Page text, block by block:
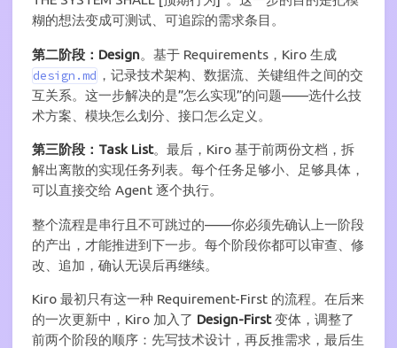
糊的想法变成可测试、可追踪的需求条目。
第二阶段：Design。基于 Requirements，Kiro 生成
design.md ，记录技术架构、数据流、关键组件之间的交
互关系。这一步解决的是”怎么实现”的问题——选什么技
术方案、模块怎么划分、接口怎么定义。
第三阶段：Task List。最后，Kiro 基于前两份文档，拆
解出离散的实现任务列表。每个任务足够小、足够具体，
可以直接交给 Agent 逐个执行。
整个流程是串行且不可跳过的——你必须先确认上一阶段
的产出，才能推进到下一步。每个阶段你都可以审查、修
改、追加，确认无误后再继续。
Kiro 最初只有这一种 Requirement-First 的流程。在后来
的一次更新中，Kiro 加入了 Design-First变体，调整了
前两个阶段的顺序：先写技术设计，再反推需求，最后生